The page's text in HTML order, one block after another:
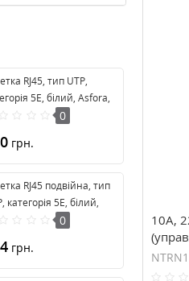
RJ45, тип UTP,
5E, білий, Asfora,
рамки EPH4370121
0
грн.
RJ45 подвійна, тип
категорія 5E, білий,
без рамки
0
грн.
10А,